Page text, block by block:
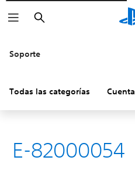
Buscar
Soporte
Todas las categorías Cuenta
E-82000054